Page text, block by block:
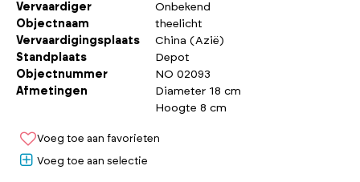
Vervaardiger
Onbekend
Objectnaam
theelicht
Vervaardigingsplaats
China (Azië)
Standplaats
Depot
Objectnummer
NO 02093
Afmetingen
Diameter 18 cm
Hoogte 8 cm
Voeg toe aan favorieten
Voeg toe aan selectie